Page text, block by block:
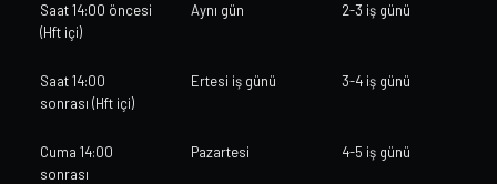
Saat 14:00 öncesi
(Hft içi)
Aynı gün 2-3 iş günü
Saat 14:00
sonrası (Hft içi)
Ertesi iş günü 3-4 iş günü
Cuma 14:00
sonrası
Pazartesi 4-5 iş günü